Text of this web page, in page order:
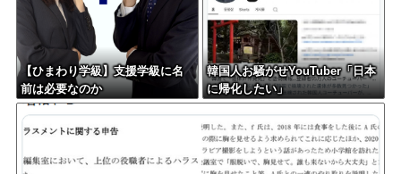
【ひまわり学級】支援学級に名
前は必要なのか
韓国人お騒がせYouTuber「日本
に帰化したい」